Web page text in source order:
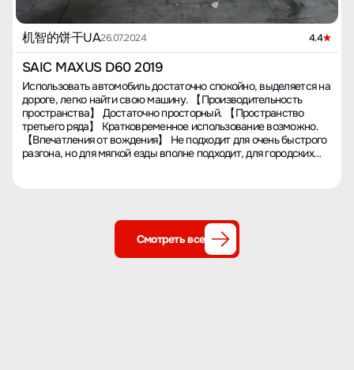
机智的饼干UA26.07.2024 4.4
SAIC MAXUS D60 2019
Использовать автомобиль достаточно спокойно, выделяется на
дороге, легко найти свою машину. 【Производительность
пространства】 Достаточно просторный. 【Пространство
третьего ряда】 Кратковременное использование возможно.
【Впечатления от вождения】 Не подходит для очень быстрого
разгона, но для мягкой езды вполне подходит, для городских
удовлетворительно】 Запчасти можно заказать только у
указанных производителем сервисных центров. Кроме того,
обновление системы Zebra Smart Drive не очень удачное,
многие функции первой партии автомобилей не обновлены,
Смотреть все